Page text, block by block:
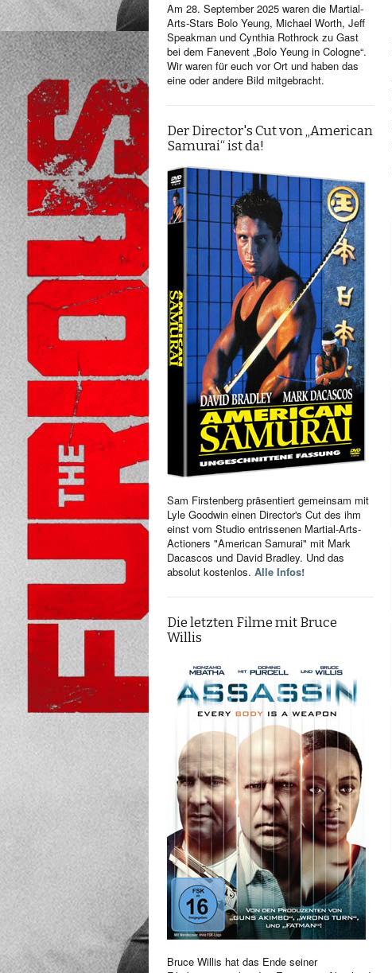
Am 28. September 2025 waren die Martial-
Arts-Stars Bolo Yeung, Michael Worth, Jeff
Speakman und Cynthia Rothrock zu Gast
bei dem Fanevent „Bolo Yeung in Cologne“.
Wir waren für euch vor Ort und haben das
eine oder andere Bild mitgebracht.
Der Director's Cut von „American
Samurai“ ist da!
Sam Firstenberg präsentiert gemeinsam mit
Lyle Goodwin einen Director's Cut des ihm
einst vom Studio entrissenen Martial-Arts-
Actioners "American Samurai" mit Mark
Dacascos und David Bradley. Und das
absolut kostenlos. Alle Infos!
Die letzten Filme mit Bruce
Willis
Bruce Willis hat das Ende seiner